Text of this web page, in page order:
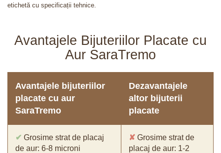
etichetă cu specificații tehnice.
Avantajele Bijuteriilor Placate cu
Aur SaraTremo
Avantajele bijuteriilor
placate cu aur
SaraTremo
Dezavantajele
altor bijuterii
placate
✔ Grosime strat de placaj
de aur: 6-8 microni
✘ Grosime strat de
placaj de aur: 1-2